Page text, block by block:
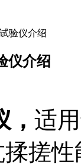
验仪介绍
仪介绍
适
搓